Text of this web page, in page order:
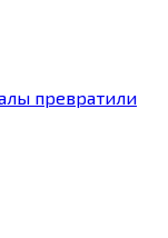
превратили